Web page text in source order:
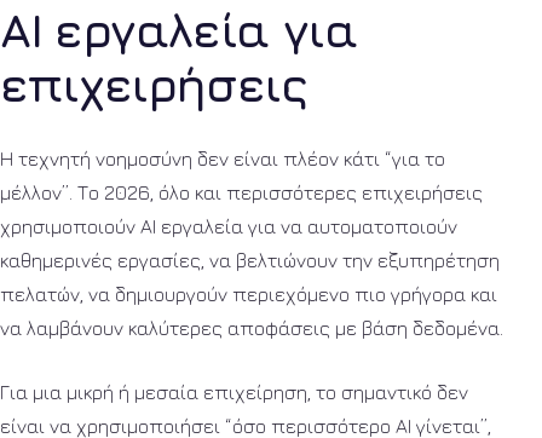
AI εργαλεία για
επιχειρήσεις
Η τεχνητή νοημοσύνη δεν είναι πλέον κάτι “για το
μέλλον”. Το 2026, όλο και περισσότερες επιχειρήσεις
χρησιμοποιούν AI εργαλεία για να αυτοματοποιούν
καθημερινές εργασίες, να βελτιώνουν την εξυπηρέτηση
πελατών, να δημιουργούν περιεχόμενο πιο γρήγορα και
να λαμβάνουν καλύτερες αποφάσεις με βάση δεδομένα.
Για μια μικρή ή μεσαία επιχείρηση, το σημαντικό δεν
είναι να χρησιμοποιήσει “όσο περισσότερο AI γίνεται”,